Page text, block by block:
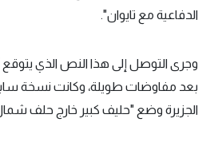
الدفاعية مع تايوان".
وجرى التوصل إلى هذا النص الذي
بعد مفاوضات طويلة، وكانت نسخة
الجزيرة وضع "حليف كبير خارج حلف